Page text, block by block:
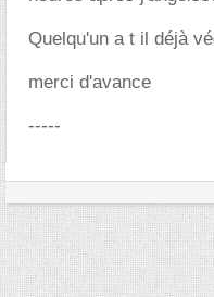
Quelqu'un a t il déjà
merci d'avance
-----